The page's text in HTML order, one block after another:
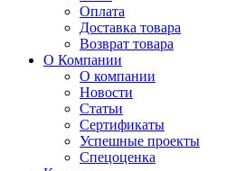
Оплата
Доставка товара
Возврат товара
О Компании
О компании
Новости
Статьи
Сертификаты
Успешные проекты
Спецоценка